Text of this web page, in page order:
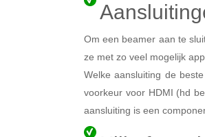
Om een beamer aan te
ze met zo veel mogelijk
Welke aansluiting de
voorkeur voor HDMI (hd
aansluiting is een